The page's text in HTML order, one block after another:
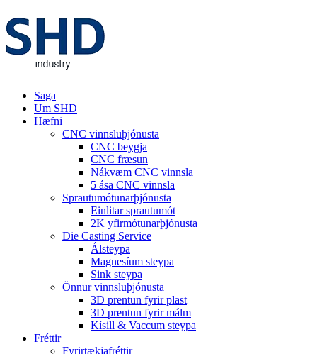
Saga
Um SHD
Hæfni
CNC vinnsluþjónusta
CNC beygja
CNC fræsun
Nákvæm CNC vinnsla
5 ása CNC vinnsla
Sprautumótunarþjónusta
Einlitar sprautumót
2K yfirmótunarþjónusta
Die Casting Service
Álsteypa
Magnesíum steypa
Sink steypa
Önnur vinnsluþjónusta
3D prentun fyrir plast
3D prentun fyrir málm
Kísill & Vaccum steypa
Fréttir
Fyrirtækjafréttir